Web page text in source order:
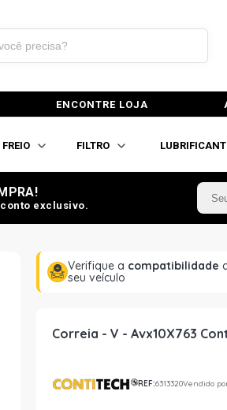
ENCONTRE LOJA
FREIO FILTRO
exclusivo.
Verifique a compatibilidade
seu veículo
Correia - V - Avx10X763
REF:6313320Vendido